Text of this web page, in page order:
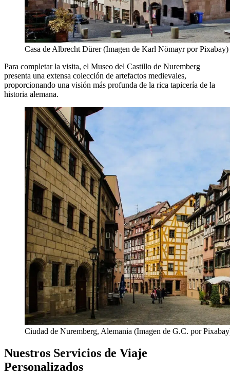
Casa de Albrecht Dürer (Imagen de Karl Nömayr por Pixabay)
Para completar la visita, el Museo del Castillo de Nuremberg
presenta una extensa colección de artefactos medievales,
proporcionando una visión más profunda de la rica tapicería de la
historia alemana.
Ciudad de Nuremberg, Alemania (Imagen de G.C. por
Nuestros Servicios de Viaje
Personalizados